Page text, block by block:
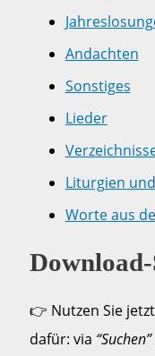
Andachten
Sonstiges
Lieder
Liturgien
Worte aus
Download-
👉 Nutzen Sie
dafür: via